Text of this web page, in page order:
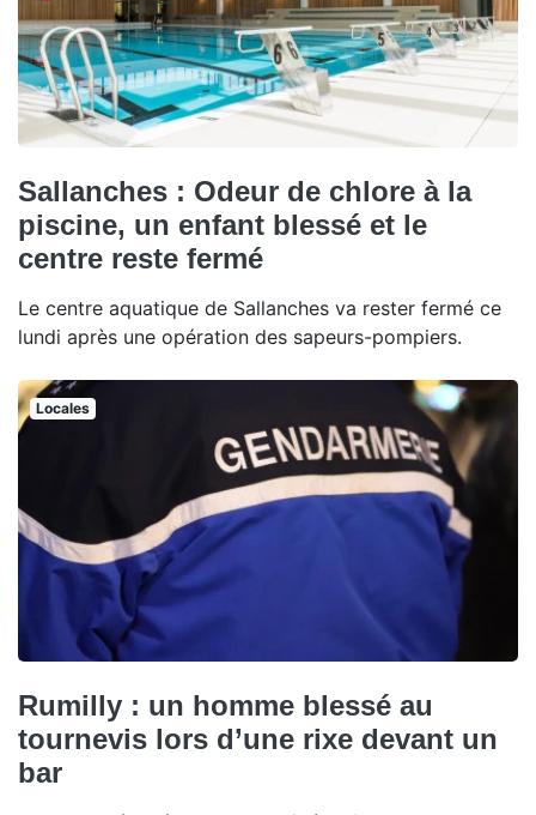
Sallanches : Odeur de chlore à la
piscine, un enfant blessé et le
centre reste fermé
Le centre aquatique de Sallanches va rester fermé ce
lundi après une opération des sapeurs-pompiers.
Locales
Rumilly : un homme blessé au
tournevis lors d’une rixe devant un
bar